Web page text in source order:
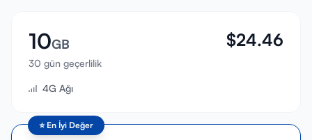
10GB
30 gün geçerlilik
$24.46
4G Ağı
⭐ En İyi Değer